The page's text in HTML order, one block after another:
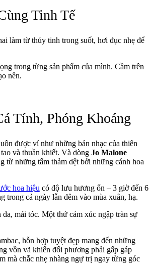
Tinh Tế
làm từ thủy tinh trong suốt, hơi đục nhẹ để
trong từng sản phẩm của mình. Cầm trên
nên.
Tính, Phóng Khoáng
được ví như những bản nhạc của thiên
và thuần khiết. Và dòng Jo Malone
những tấm thảm dệt bởi những cánh hoa
hoa hiệu có độ lưu hương ổn – 3 giờ đến 6
trong cả ngày lẫn đêm vào mùa xuân, hạ.
mái tóc. Một thứ cảm xúc ngập tràn sự
hỗn hợp tuyệt đẹp mang đến những
vồn vã khiến đối phương phải gấp gáp
mà chắc nhẹ nhàng ngự trị ngay từng góc